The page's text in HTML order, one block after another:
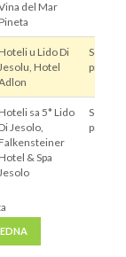
del Mar
Pineta
Hoteli u Lido Di
Hotel
prevoz
Hoteli sa 5* Lido
Di Jesolo,
Falkensteiner
Hotel & Spa
prevoz